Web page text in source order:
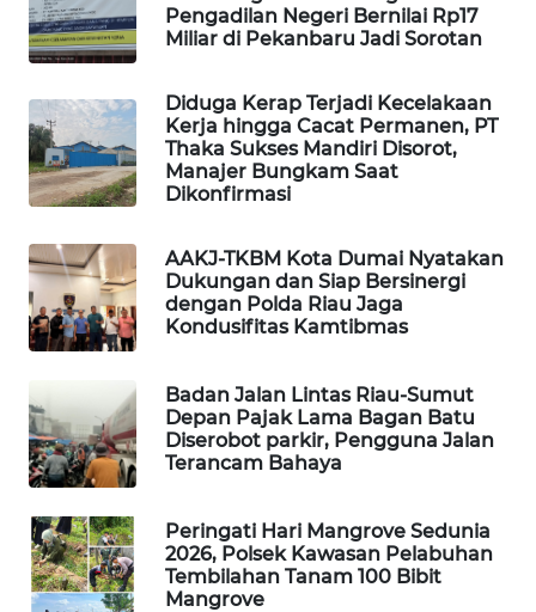
Pengadilan Negeri Bernilai Rp17
Miliar di Pekanbaru Jadi Sorotan
Diduga Kerap Terjadi Kecelakaan
Kerja hingga Cacat Permanen, PT
Thaka Sukses Mandiri Disorot,
Manajer Bungkam Saat
Dikonfirmasi
AAKJ-TKBM Kota Dumai Nyatakan
Dukungan dan Siap Bersinergi
dengan Polda Riau Jaga
Kondusifitas Kamtibmas
Badan Jalan Lintas Riau-Sumut
Depan Pajak Lama Bagan Batu
Diserobot parkir, Pengguna Jalan
Terancam Bahaya
Peringati Hari Mangrove Sedunia
2026, Polsek Kawasan Pelabuhan
Tembilahan Tanam 100 Bibit
Mangrove
LKKI
KOPEKLIN
PORTAL
KONSUMEN
FORWAMKI
ALPERKLINAS
FORJASIDA
TAMBANG
NEWS
SITUNGIR
NEWS